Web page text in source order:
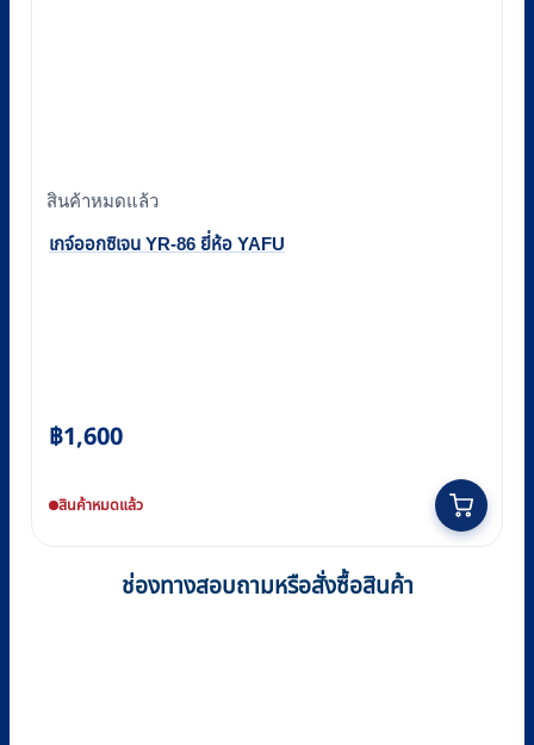
สินค้าหมดแล้ว
เกจ์ออกซิเจน YR-86 ยี่ห้อ YAFU
฿1,600
สินค้าหมดแล้ว
ช่องทางสอบถามหรือสั่งซื้อสินค้า